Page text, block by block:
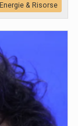
Energie & Risorse